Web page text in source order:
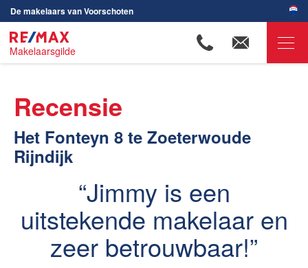
De makelaars van Voorschoten
Makelaarsgilde
Ons aanbod
Onze makelaars
Wijken in Voorschoten
Huis kopen
Huis huren
Recensie
Het Fonteyn 8 te Zoeterwoude
Rijndijk
Jimmy is een
uitstekende makelaar en
zeer betrouwbaar!